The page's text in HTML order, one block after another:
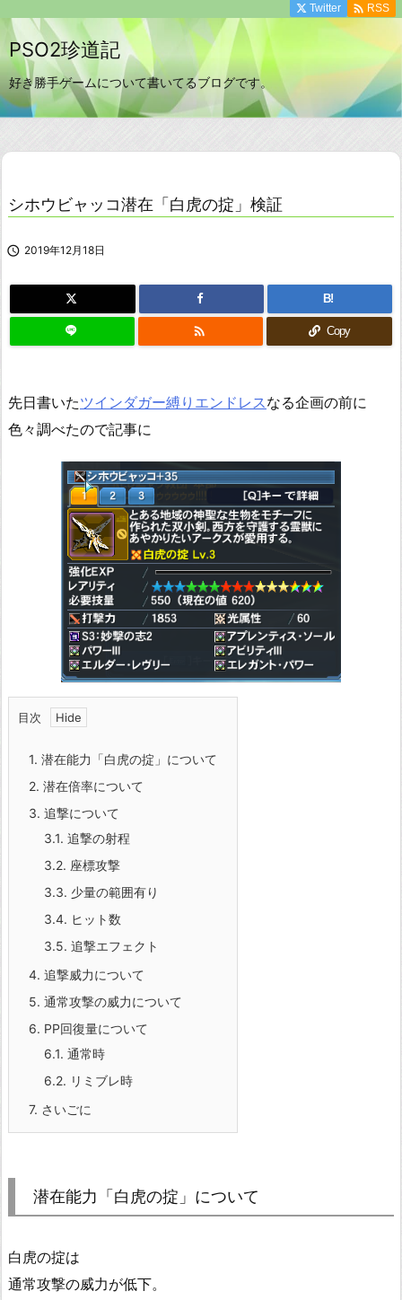
PSO2珍道記
好き勝手ゲームについて書いてるブログです。
Twitter  RSS
シホウビャッコ潜在「白虎の掟」検証
 2019年12月18日
B!
 Copy
先日書いたツインダガー縛りエンドレスなる企画の前に
色々調べたので記事に
目次
1. 潜在能力「白虎の掟」について
2. 潜在倍率について
3. 追撃について
3.1. 追撃の射程
3.2. 座標攻撃
3.3. 少量の範囲有り
3.4. ヒット数
3.5. 追撃エフェクト
4. 追撃威力について
5. 通常攻撃の威力について
6. PP回復量について
6.1. 通常時
6.2. リミブレ時
7. さいごに
潜在能力「白虎の掟」について
白虎の掟は
通常攻撃の威力が低下。